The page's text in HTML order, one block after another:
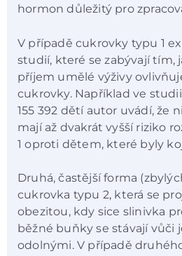
hormon důležitý pro
V případě cukrovky typu 1
studií, které se zabývají tím,
příjem umělé výživy
cukrovky. Například ve
155 392 dětí autor uvádí, že
mají až dvakrát vyšší riziko
1 oproti dětem, které byly
Druhá, častější forma
cukrovka typu 2, která se
obezitou, kdy sice slinivka
běžné buňky se stávají vůči
odolnými. V případě